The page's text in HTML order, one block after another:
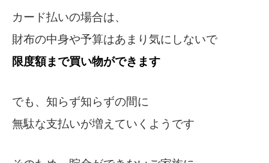
カード払いの場合は、
財布の中身や予算はあまり気にしないで
限度額まで買い物ができます
でも、知らず知らずの間に
無駄な支払いが増えていくようです